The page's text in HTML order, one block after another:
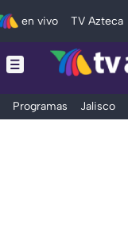
en vivo TV Azteca
Programas Jalisco